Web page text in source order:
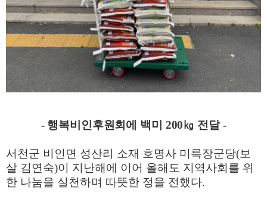
- 행복비인후원회에 백미 200㎏ 전달-
서천군 비인면 성산리 소재 호명사 미륵장군당(보
살 김연숙)이 지난해에 이어 올해도 지역사회를 위
한 나눔을 실천하며 따뜻한 정을 전했다.